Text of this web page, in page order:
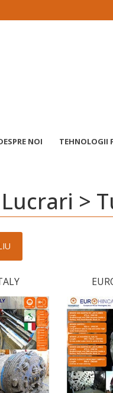
NOI TEHNOLOGII
>